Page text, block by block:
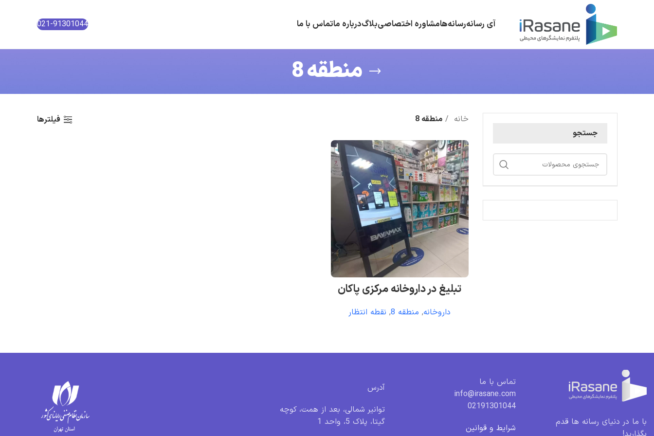
آی رسانهرسانه‌هامشاوره اختصاصیبلاگدرباره ماتماس با ما 021-91301044
منطقه 8
جستجو
خانه منطقه 8 فیلترها
تبلیغ در داروخانه مرکزی پاکان
داروخانه, منطقه 8 , نقطه انتظار
با ما در دنیای رسانه ها قدم
تماس با ما
info@irasane.com
02191301044
شرایط و قوانین
آدرس
توانیر شمالی، بعد از همت، کوچه
گیتا، پلاک 5، واحد 1